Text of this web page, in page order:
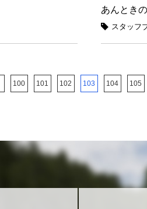
あんとき
スタッフ
100 101 102 103 104 105